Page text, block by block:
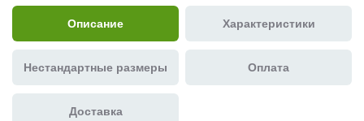
Описание Характеристики
Нестандартные размеры Оплата
Доставка